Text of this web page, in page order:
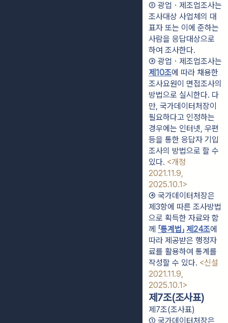
② 광업ㆍ제조업조사는
조사대상 사업체의 대
표자 또는 이에 준하는
사람을 응답대상으로
하여 조사한다.
제10조에 따라 채용한
조사요원이 면접조사의
방법으로 실시한다. 다
만, 국가데이터처장이
필요하다고 인정하는
경우에는 인터넷, 우편
등을 통한 응답자 기입
조사의 방법으로 할 수
있다. <개정
2021.11.9,
2025.10.1>
④ 국가데이터처장은
제3항에 따른 조사방법
으로 획득한 자료와 함
께 「통계법」 제24조에
따라 제공받은 행정자
료를 활용하여 통계를
작성할 수 있다. <신설
2021.11.9,
2025.10.1>
제7조(조사표)
제7조(조사표)